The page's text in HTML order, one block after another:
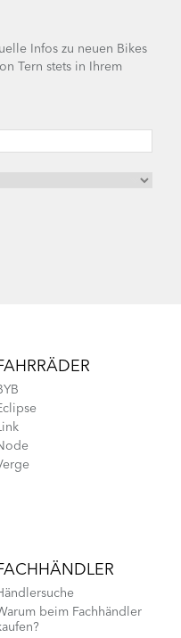
Infos zu neuen Bikes
Tern stets in Ihrem
beim Fachhändler